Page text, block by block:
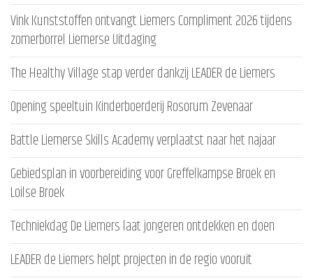
Vink Kunststoffen ontvangt Liemers Compliment 2026 tijdens
zomerborrel Liemerse Uitdaging
The Healthy Village stap verder dankzij LEADER de Liemers
Opening speeltuin Kinderboerderij Rosorum Zevenaar
Battle Liemerse Skills Academy verplaatst naar het najaar
Gebiedsplan in voorbereiding voor Greffelkampse Broek en
Loilse Broek
Techniekdag De Liemers laat jongeren ontdekken en doen
LEADER de Liemers helpt projecten in de regio vooruit